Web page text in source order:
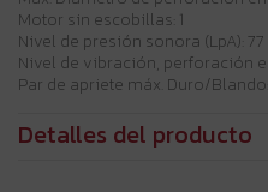
Motor sin escobillas: 1
Nivel de presión sonora (LpA): 77
Nivel de vibración, perforación
Par de apriete máx. Duro/
Detalles del producto